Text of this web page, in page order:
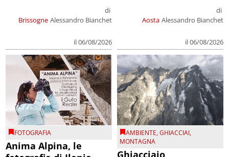
Brissogne
di
Alessandro Bianchet
il 06/08/2026
Aosta
di
Alessandro Bianchet
il 06/08/2026
FOTOGRAFIA
Anima Alpina, le
AMBIENTE,GHIACCIAI,
MONTAGNA
Ghiacciaio